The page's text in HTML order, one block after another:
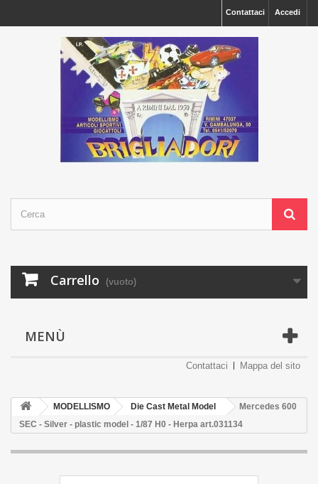
Accedi
Contattaci
Carrello (vuoto)
MENÙ
Contattaci Mappa del sito
MODELLISMO Die Cast Metal Model
Mercedes 600
SEC - Silver - plastic model - 1/87 H0 - Herpa art.031134